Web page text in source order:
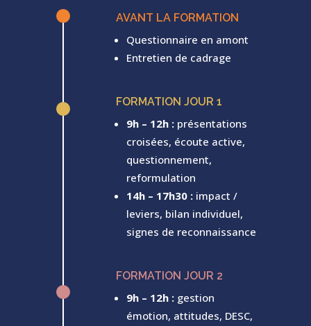
^ AVANT LA FORMATION
Questionnaire en amont
Entretien de cadrage
^ FORMATION JOUR 1
9h – 12h : présentations
croisées, écoute active,
questionnement,
reformulation
14h – 17h30 : impact /
leviers, bilan individuel,
signes de reconnaissance
^
FORMATION JOUR 2
9h – 12h : gestion
émotion, attitudes, DESC,